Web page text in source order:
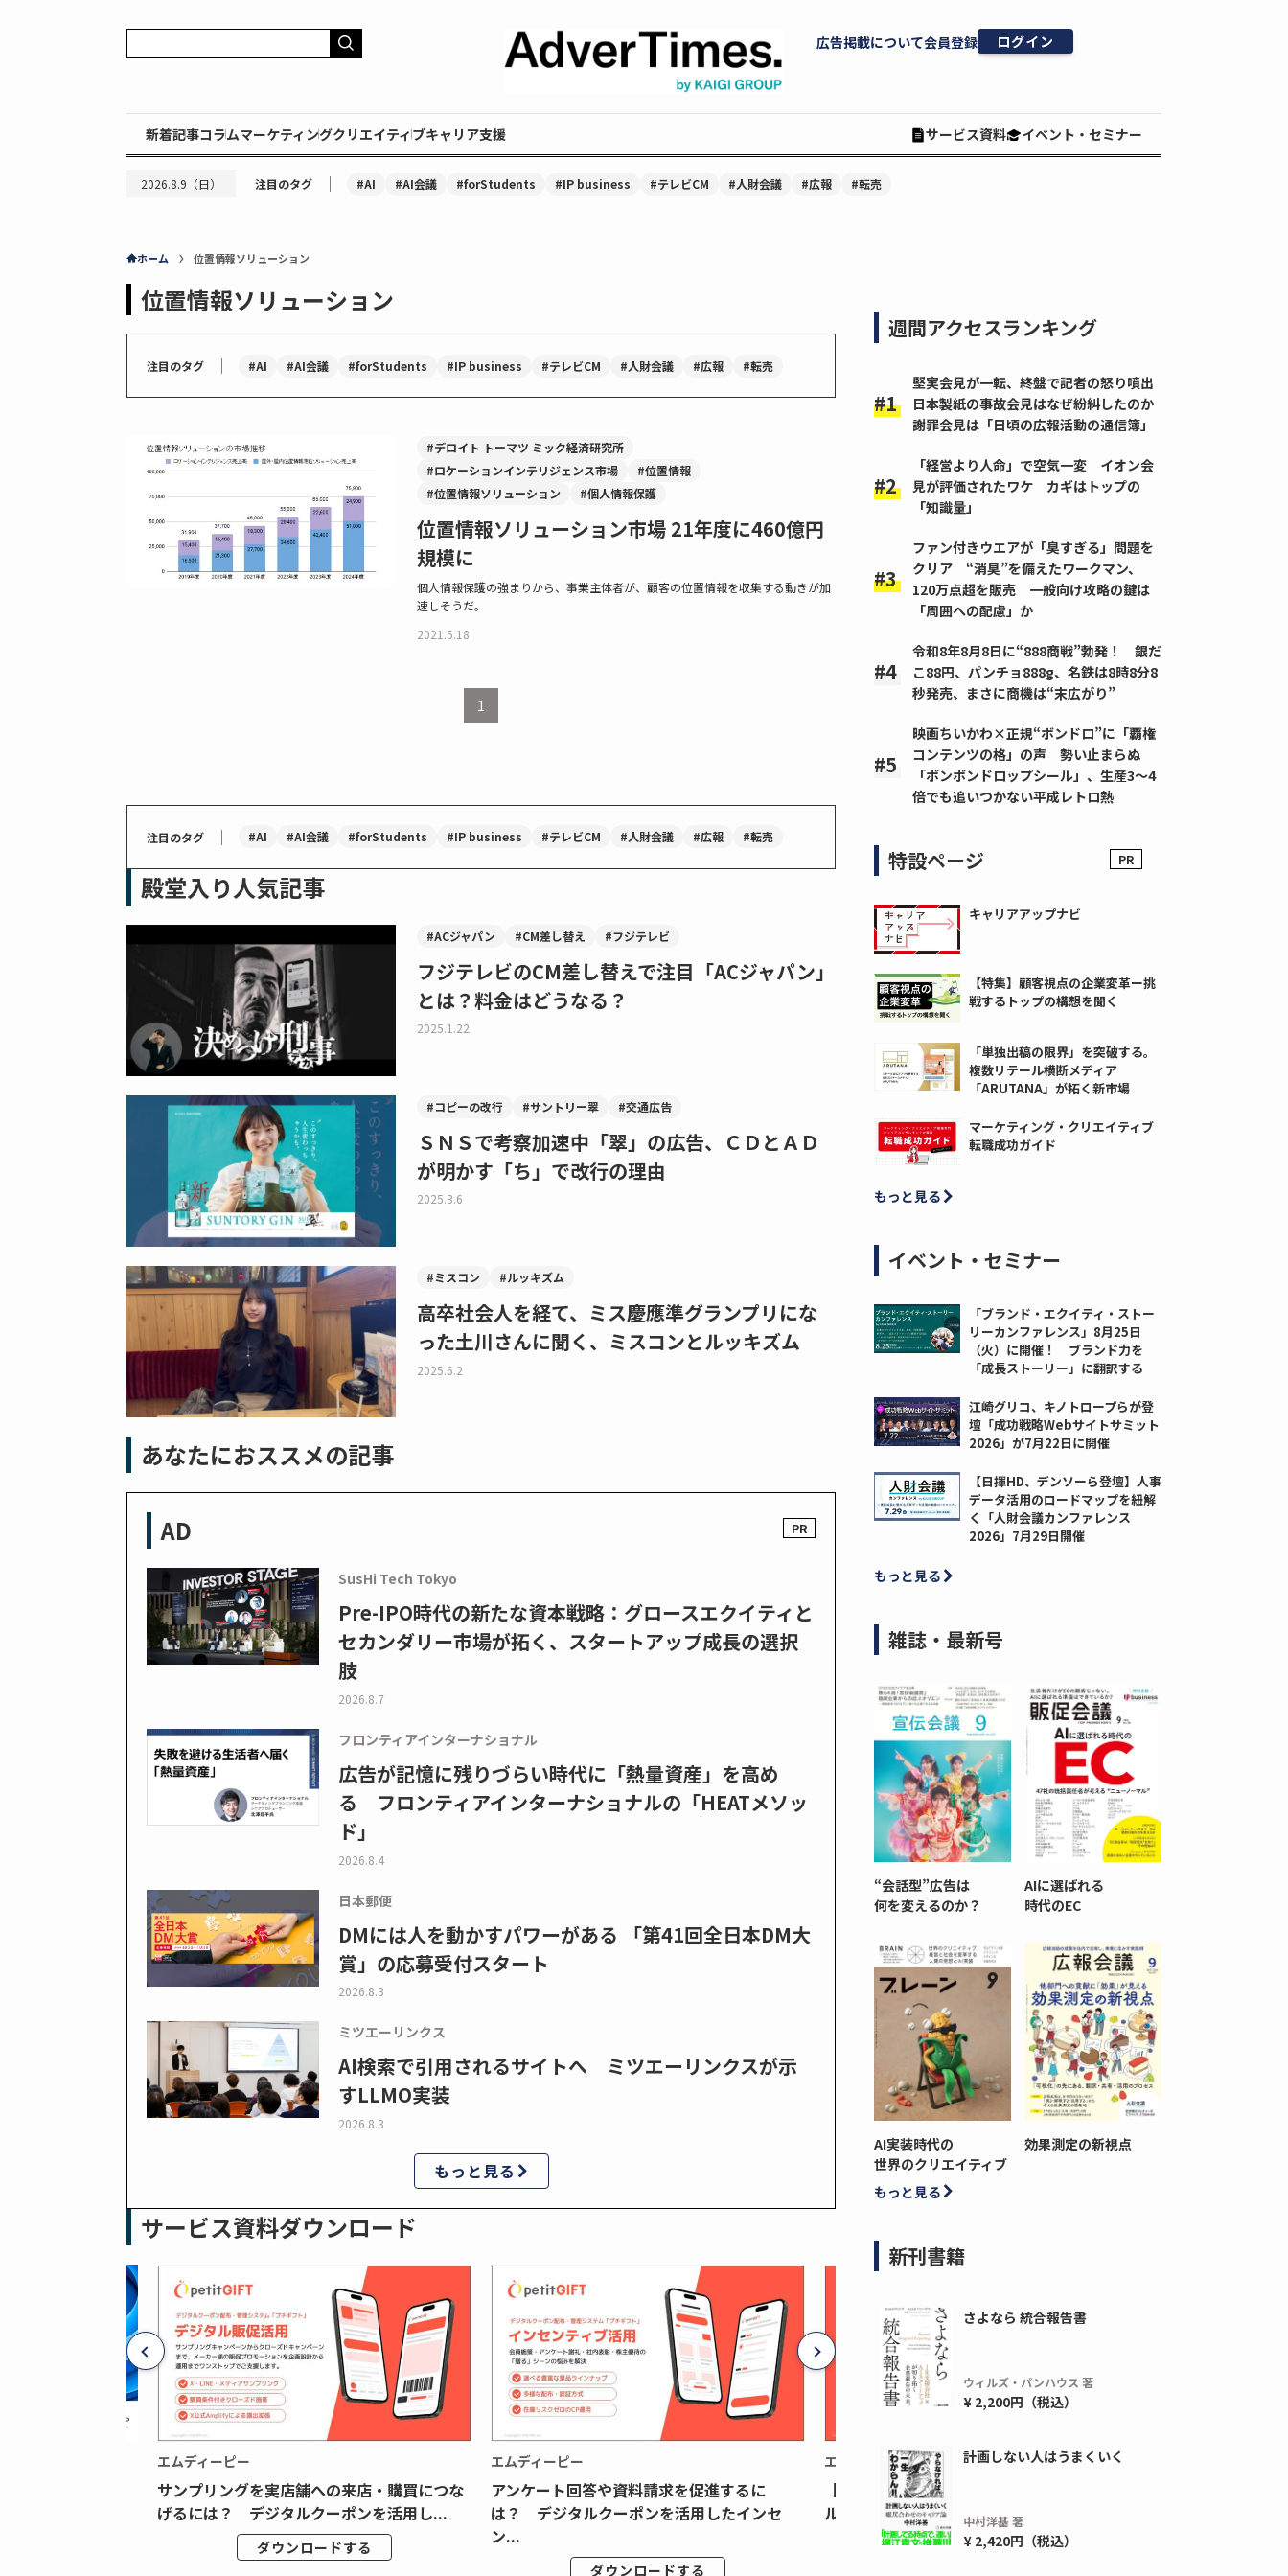
広告掲載について会員登録 ログイン
新着記事コラムマーケティングクリエイティブキャリア支援 サービス資料 イベント・セミナー
2026.8.9（日） 注目のタグ ｜ #AI #AI会議 #forStudents #IP business #テレビCM #人財会議 #広報 #転売
ホーム 位置情報ソリューション
位置情報ソリューション
注目のタグ ｜ #AI #AI会議 #forStudents #IP business #テレビCM #人財会議 #広報 #転売
#デロイト トーマツ ミック経済研究所
#ロケーションインテリジェンス市場
#位置情報
#位置情報ソリューション
#個人情報保護
位置情報ソリューション市場 21年度に460億円
規模に
個人情報保護の強まりから、事業主体者が、顧客の位置情報を収集する動きが加
速しそうだ。
2021.5.18
1
注目のタグ ｜ #AI #AI会議 #forStudents #IP business #テレビCM #人財会議 #広報 #転売
殿堂入り人気記事
#ACジャパン #CM差し替え #フジテレビ
フジテレビのCM差し替えで注目「ACジャパン」
とは？料金はどうなる？
2025.1.22
#コピーの改行 #サントリー翠 #交通広告
ＳＮＳで考察加速中「翠」の広告、ＣＤとＡＤ
が明かす「ち」で改行の理由
2025.3.6
#ミスコン #ルッキズム
高卒社会人を経て、ミス慶應準グランプリにな
った土川さんに聞く、ミスコンとルッキズム
2025.6.2
あなたにおススメの記事
AD
SusHi Tech Tokyo
Pre-IPO時代の新たな資本戦略：グロースエクイティと
セカンダリー市場が拓く、スタートアップ成長の選択
肢
2026.8.7
フロンティアインターナショナル
広告が記憶に残りづらい時代に「熱量資産」を高め
る フロンティアインターナショナルの「HEATメソッ
ド」
2026.8.4
日本郵便
DMには人を動かすパワーがある 「第41回全日本DM大
賞」の応募受付スタート
2026.8.3
ミツエーリンクス
AI検索で引用されるサイトへ ミツエーリンクスが示
すLLMO実装
2026.8.3
もっと見る
サービス資料ダウンロード
エムディーピー
サンプリングを実店舗への来店・購買につな
げるには？ デジタルクーポンを活用し...
ダウンロードする
エムディーピー
アンケート回答や資料請求を促進するに
は？ デジタルクーポンを活用したインセ
ン...
ダウンロードする
エムディーピー
【月間1,000万本以上の配布実績！】デジタ
ルクーポンを活用した販促キャンペーンを...
ダウンロードする
週間アクセスランキング
堅実会見が一転、終盤で記者の怒り噴出
日本製紙の事故会見はなぜ紛糾したのか
謝罪会見は「日頃の広報活動の通信簿」
「経営より人命」で空気一変 イオン会
見が評価されたワケ カギはトップの
「知識量」
ファン付きウエアが「臭すぎる」問題を
クリア “消臭”を備えたワークマン、
120万点超を販売 一般向け攻略の鍵は
「周囲への配慮」か
令和8年8月8日に“888商戦”勃発！ 銀だ
こ88円、パンチョ888g、名鉄は8時8分8
秒発売、まさに商機は“末広がり”
映画ちいかわ×正規“ボンドロ”に「覇権
コンテンツの格」の声 勢い止まらぬ
「ボンボンドロップシール」、生産3～4
倍でも追いつかない平成レトロ熱
特設ページ
キャリアアップナビ
【特集】顧客視点の企業変革ー挑
戦するトップの構想を聞く
「単独出稿の限界」を突破する。
複数リテール横断メディア
「ARUTANA」が拓く新市場
マーケティング・クリエイティブ
転職成功ガイド
もっと見る
イベント・セミナー
「ブランド・エクイティ・ストー
リーカンファレンス」8月25日
（火）に開催！ ブランド力を
「成長ストーリー」に翻訳する
江崎グリコ、キノトロープらが登
壇「成功戦略Webサイトサミット
2026」が7月22日に開催
【日揮HD、デンソーら登壇】人事
データ活用のロードマップを紐解
く「人財会議カンファレンス
2026」7月29日開催
もっと見る
雑誌・最新号
“会話型”広告は
何を変えるのか？
AIに選ばれる
時代のEC
AI実装時代の
世界のクリエイティブ
効果測定の新視点
もっと見る
新刊書籍
さよなら 統合報告書
ウィルズ・パンハウス 著
¥ 2,200円（税込）
計画しない人はうまくいく
中村洋基 著
¥ 2,420円（税込）